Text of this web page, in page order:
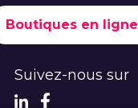
Boutiques en ligne
Suivez-nous sur